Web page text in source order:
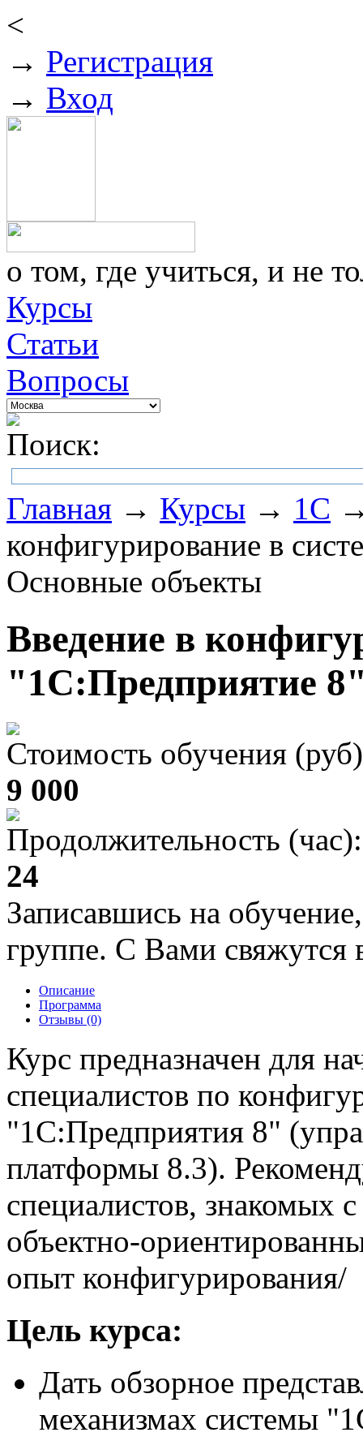
<
→ Регистрация
→ Вход
о том, где учиться, и не
Курсы
Статьи
Вопросы
Поиск:
Главная → Курсы → 1С
конфигурирование в
Основные объекты
Введение в
"1С:Предприятие
Стоимость обучения
9 000
Продолжительность (час):
24
Записавшись на
группе. С Вами свяжутся
Описание
Программа
Отзывы (0)
Курс предназначен для
специалистов по
"1С:Предприятия 8"
платформы 8.3).
специалистов, знакомых
объектно-
опыт конфигурирования/
Цель курса:
Дать обзорное
механизмах системы